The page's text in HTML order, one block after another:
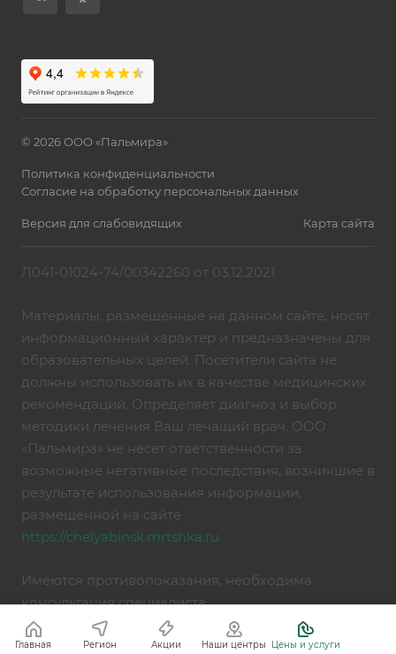
© 2026 ООО «Пальмира»
Политика конфиденциальности
Согласие на обработку персональных данных
Версия для слабовидящих Карта сайта
Л041-01024-74/00342260 от 03.12.2021
Материалы, размещенные на данном сайте, носят
информационный характер и предназначены для
образовательных целей. Посетители сайта не
должны использовать их в качестве медицинских
рекомендаций. Определяет диагноз и выбор
методики лечения Ваш лечащий врач. ООО
«Пальмира» не несет ответственности за
возможные негативные последствия, возникшие в
результате использования информации,
размещённой на сайте
https://chelyabinsk.mrtshka.ru
Имеются противопоказания, необходима
консультация специалиста
Главная Регион Акции Наши центры Цены и услуги